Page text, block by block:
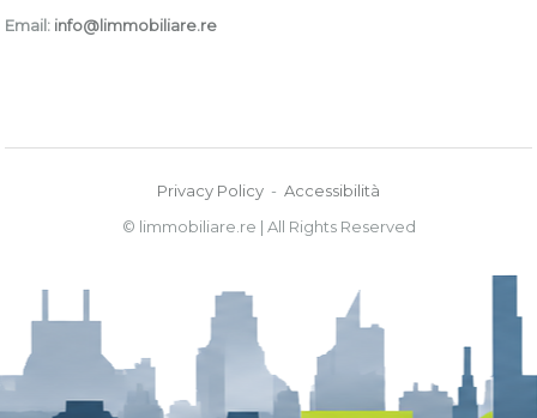
Email: info@limmobiliare.re
Privacy Policy - Accessibilità
© limmobiliare.re | All Rights Reserved